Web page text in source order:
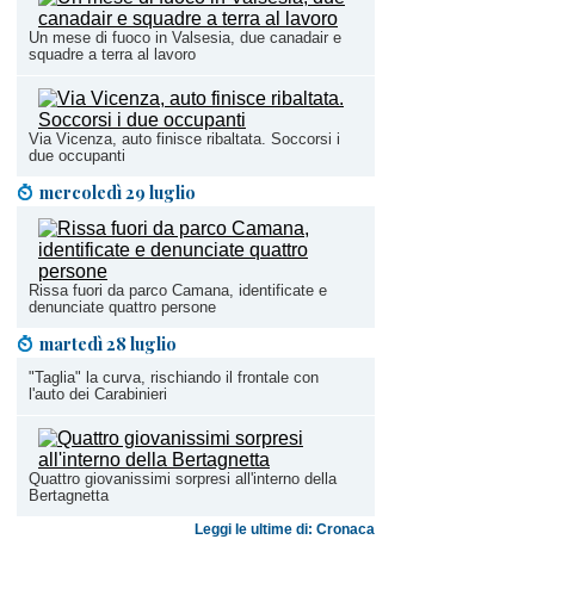
Un mese di fuoco in Valsesia, due canadair e
squadre a terra al lavoro
Via Vicenza, auto finisce ribaltata. Soccorsi i
due occupanti
mercoledì 29 luglio
Rissa fuori da parco Camana, identificate e
denunciate quattro persone
martedì 28 luglio
"Taglia" la curva, rischiando il frontale con
l'auto dei Carabinieri
Quattro giovanissimi sorpresi all'interno della
Bertagnetta
Leggi le ultime di: Cronaca